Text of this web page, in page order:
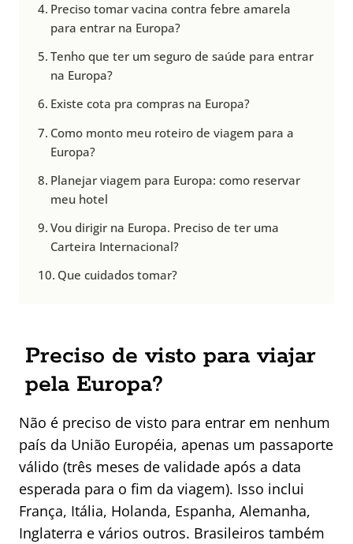
Preciso tomar vacina contra febre amarela
para entrar na Europa?
Tenho que ter um seguro de saúde para entrar
na Europa?
Existe cota pra compras na Europa?
Como monto meu roteiro de viagem para a
Europa?
Planejar viagem para Europa: como reservar
meu hotel
Vou dirigir na Europa. Preciso de ter uma
Carteira Internacional?
Que cuidados tomar?
Preciso de visto para viajar
pela Europa?
Não é preciso de visto para entrar em nenhum
país da União Européia, apenas um passaporte
válido (três meses de validade após a data
esperada para o fim da viagem). Isso inclui
França, Itália, Holanda, Espanha, Alemanha,
Inglaterra e vários outros. Brasileiros também